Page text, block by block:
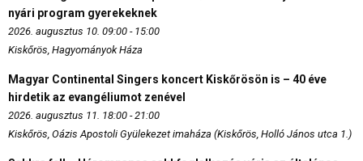
nyári program gyerekeknek
2026. augusztus 10. 09:00 - 15:00
Kiskőrös, Hagyományok Háza
Magyar Continental Singers koncert Kiskőrösön is – 40 éve
hirdetik az evangéliumot zenével
2026. augusztus 11. 18:00 - 21:00
Kiskőrös, Oázis Apostoli Gyülekezet imaháza (Kiskőrös, Holló János utca 1.)